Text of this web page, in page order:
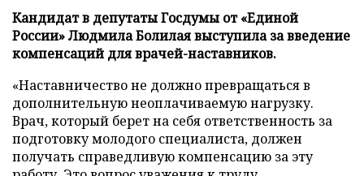
Кандидат в депутаты Госдумы от «Единой
России» Людмила Болилая выступила за введение
компенсаций для врачей-наставников.
«Наставничество не должно превращаться в
дополнительную неоплачиваемую нагрузку.
Врач, который берет на себя ответственность за
подготовку молодого специалиста, должен
получать справедливую компенсацию за эту